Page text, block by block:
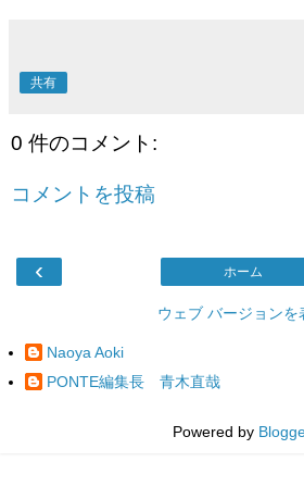
共有
0 件のコメント:
コメントを投稿
‹ ホーム
ウェブ バージョンを
Naoya Aoki
PONTE編集長 青木直哉
Powered by